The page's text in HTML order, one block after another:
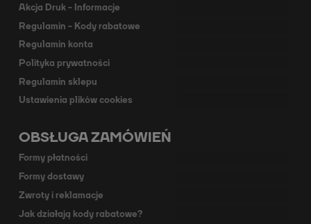
Akcja Druk - Informacje
Regulamin - Kody rabatowe
Regulamin konta
Polityka prywatności
Regulamin sklepu
Ustawienia plików cookies
OBSŁUGA ZAMÓWIEŃ
Formy płatności
Formy dostawy
Zwroty i reklamacje
Jak działają kody rabatowe?